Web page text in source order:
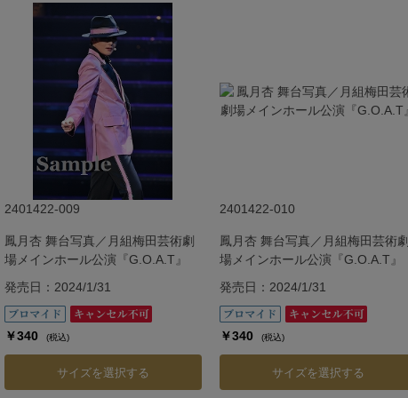
2401422-009
鳳月杏 舞台写真／月組梅田芸術劇
場メインホール公演『G.O.A.T』
発売日：2024/1/31
￥340 (税込)
サイズを選択する
2401422-010
鳳月杏 舞台写真／月組梅田芸術劇
場メインホール公演『G.O.A.T』
発売日：2024/1/31
￥340 (税込)
サイズを選択する